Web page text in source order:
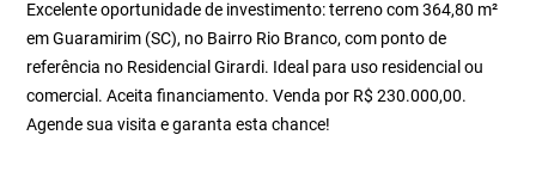
Excelente oportunidade de investimento: terreno com 364,80 m²
em Guaramirim (SC), no Bairro Rio Branco, com ponto de
referência no Residencial Girardi. Ideal para uso residencial ou
comercial. Aceita financiamento. Venda por R$ 230.000,00.
Agende sua visita e garanta esta chance!